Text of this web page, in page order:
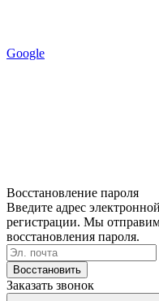
Google
Восстановление пароля
Введите адрес
регистрации. Мы
восстановления пароля.
Восстановить
Заказать звонок